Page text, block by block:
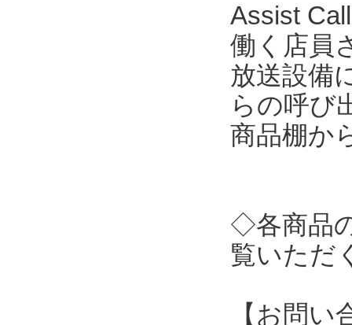
Assist
働く店員
放送設備
らの呼び
商品棚か
◇各商品
覧いただ
【お問い